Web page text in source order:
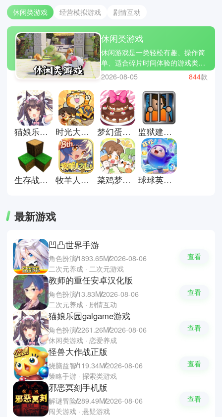
休闲类游戏 经营模拟游戏 剧情互动
休闲类游戏
休闲游戏是一类轻松有趣、操作简
单、适合碎片时间体验的游戏类
型，让玩家在短时间内获得乐趣和
放松。小编为大家精选了几款热门
休闲游戏：旅行青蛙、开心消消
乐、糖果传奇。休闲游戏不仅让你
打发时间，还能带来成就感和小小
的惊喜。立即下载休闲游戏合集，
让轻松有趣的游戏陪伴你的每一
天，放松心情，享受片刻欢乐!
2026-08-05 844款
猫娘乐园galgame游戏 时光大爆炸国际服 梦幻蛋糕店官方正版 监狱建筑师完整版
生存战争联机版 牧羊人之心官方正版 菜鸡梦想家官方正版 球球英雄官方正版
最新游戏
凹凸世界手游
角色扮演1893.65M2026-08-06
二次元养成 · 二次元游戏
查看
教师的重任安卓汉化版
角色扮演13.83M2026-08-06
二次元养成 · 剧情互动
查看
猫娘乐园galgame游戏
角色扮演2261.26M2026-08-06
休闲类游戏 · 恋爱养成
查看
怪兽大作战正版
烧脑益智119.34M2026-08-06
策略手游 · 探索类游戏
查看
邪恶冥刻手机版
解谜冒险289.49M2026-08-06
闯关游戏 · 悬疑游戏
查看